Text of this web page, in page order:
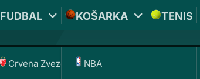
FUDBAL
Crvena Zvezda
KOŠARKA
NBA
TENIS